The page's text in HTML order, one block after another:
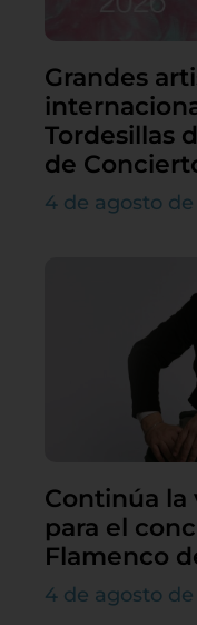
Grandes
Tordesillas
de
4 de agosto de
Continúa la
para el
Flamenco
4 de agosto de